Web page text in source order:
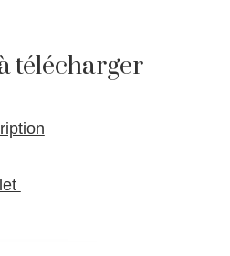
télécharger